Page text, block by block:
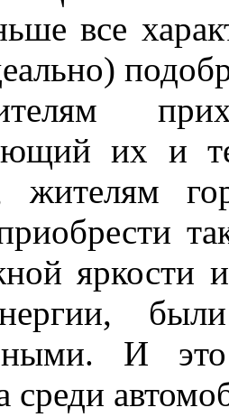
все
их и
жителям
яркости
И
среди